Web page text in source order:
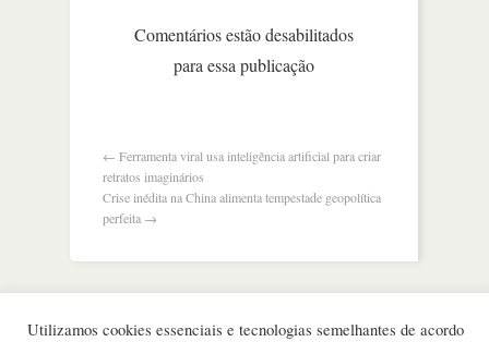
Comentários estão desabilitados
para essa publicação
← Ferramenta viral usa inteligência artificial para criar
retratos imaginários
Crise inédita na China alimenta tempestade geopolítica
perfeita →
Utilizamos cookies essenciais e tecnologias semelhantes de acordo